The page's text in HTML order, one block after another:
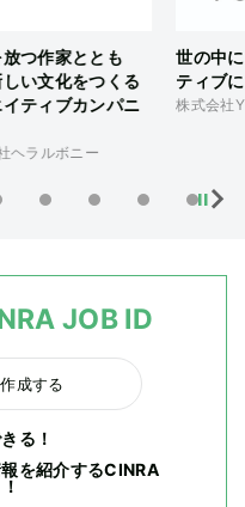
ある価値をアク
に！
YUIDEA
劇場版
サイト
株式会社
JOB ID
成する
る！
を紹介するCINRA